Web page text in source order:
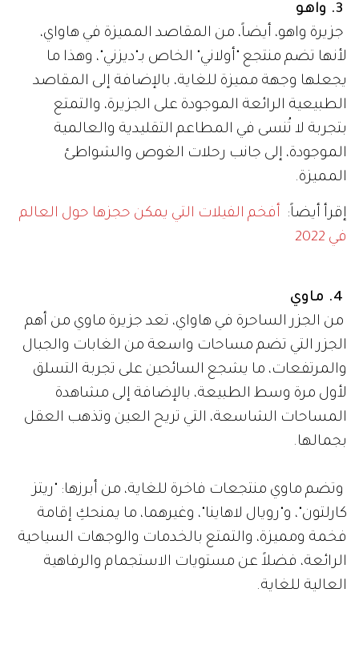
جزيرة واهو، أيضاً، من المقاصد المميزة في هاواي،
لأنها تضم منتجع "أولاني" الخاص بـ"ديزني"، وهذا ما
يجعلها وجهة مميزة للغاية، بالإضافة إلى المقاصد
الطبيعية الرائعة الموجودة على الجزيرة، والتمتع
بتجربة لا تُنسى في المطاعم التقليدية والعالمية
الموجودة، إلى جانب رحلات الغوص والشواطئ
المميزة.
إقرأ أيضاً: أفخم الفيلات التي يمكن حجزها حول العالم
في 2022
من الجزر الساحرة في هاواي، تعد جزيرة ماوي من أهم
الجزر التي تضم مساحات واسعة من الغابات والجبال
والمرتفعات، ما يشجع السائحين على تجربة التسلق
لأول مرة وسط الطبيعة، بالإضافة إلى مشاهدة
المساحات الشاسعة، التي تريح العين وتذهب العقل
بجمالها.
وتضم ماوي منتجعات فاخرة للغاية، من أبرزها: "ريتز
كارلتون"، و"رويال لاهاينا"، وغيرهما، ما يمنحكِ إقامة
فخمة ومميزة، والتمتع بالخدمات والوجهات السياحية
الرائعة، فضلاً عن مستويات الاستجمام والرفاهية
العالية للغاية.